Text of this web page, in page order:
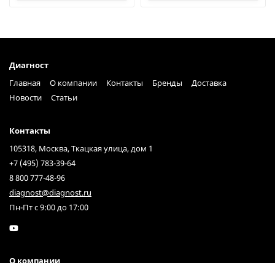
Диагност
Главная
О компании Контакты Бренды
Доставка
Новости
Статьи
Контакты
105318, Москва, Ткацкая улица, дом 1
+7 (495) 783-39-64
8 800 777-48-96
diagnost@diagnost.ru
Пн-Пт с 9:00 до 17:00
О компании